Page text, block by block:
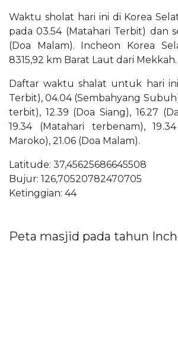
Waktu sholat hari ini di Korea
pada 03.54 (Matahari Terbit) dan
(Doa Malam). Incheon Korea
8315,92 km Barat Laut dari Mekkah.
Daftar waktu shalat untuk hari ini
Terbit), 04.04 (Sembahyang
terbit), 12.39 (Doa Siang), 16.27
19.34 (Matahari terbenam),
Maroko), 21.06 (Doa Malam).
Latitude: 37,45625686645508
Bujur: 126,70520782470705
Ketinggian: 44
Peta masjid pada tahun